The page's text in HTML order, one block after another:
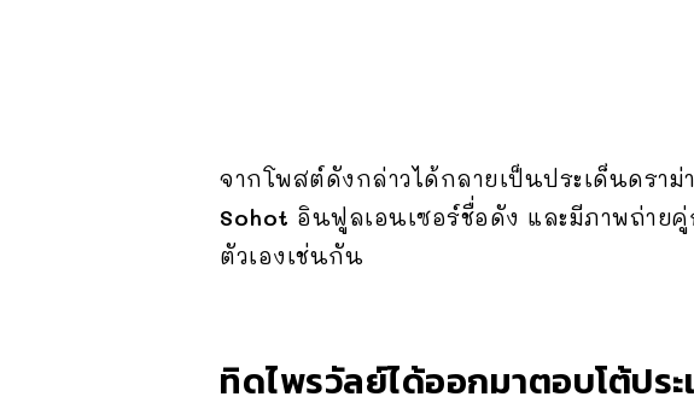
จากโพสต์ดังกล่าวได้กลายเป็นประเด็นดรา
Sohot อินฟูลเอนเซอร์ชื่อดัง และมีภาพถ่าย
ตัวเองเช่นกัน
ทิดไพรวัลย์ได้ออกมาตอบโต้ปร